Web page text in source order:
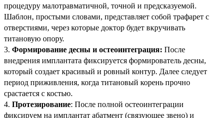
процедуру малотравматичной, точной и предсказуемой.
Шаблон, простыми словами, представляет собой трафарет с
отверстиями, через которые доктор будет вкручивать
титановую опору.
Формирование десны и остеоинтеграция: После
внедрения имплантата фиксируется формирователь десны,
который создает красивый и ровный контур. Далее следует
период приживления, когда титановый корень прочно
срастается с костью.
Протезирование: После полной остеоинтеграции
фиксируем на имплантат абатмент (связующее звено) и